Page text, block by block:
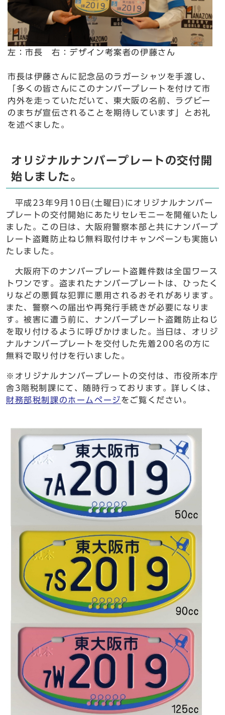
左：市長 右：デザイン考案者の伊藤さん
市長は伊藤さんに記念品のラガーシャツを手渡し、
「多くの皆さんにこのナンバープレートを付けて市
内外を走っていただいて、東大阪の名前、ラグビー
のまちが宣伝されることを期待しています」とお礼
を述べました。
オリジナルナンバープレートの交付開
始しました。
平成23年9月10日(土曜日)にオリジナルナンバー
プレートの交付開始にあたりセレモニーを開催いたし
ました。この日は、大阪府警察本部と共にナンバープ
レート盗難防止ねじ無料取付けキャンペーンも実施い
たしました。
大阪府下のナンバープレート盗難件数は全国ワース
トワンです。盗まれたナンバープレートは、ひったく
りなどの悪質な犯罪に悪用されるおそれがあります。
また、警察への届出や再発行手続きが必要になりま
す。被害に遭う前に、ナンバープレート盗難防止ねじ
を取り付けるように呼びかけました。当日は、オリジ
ナルナンバープレートを交付した先着200名の方に
無料で取り付けを行いました。
※オリジナルナンバープレートの交付は、市役所本庁
舎3階税制課にて、随時行っております。詳しくは、
財務部税制課のホームページをご覧ください。